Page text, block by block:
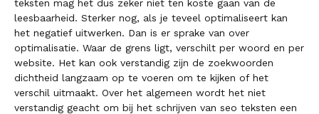
teksten mag het dus zeker niet ten koste gaan van de
leesbaarheid. Sterker nog, als je teveel optimaliseert kan
het negatief uitwerken. Dan is er sprake van over
optimalisatie. Waar de grens ligt, verschilt per woord en per
website. Het kan ook verstandig zijn de zoekwoorden
dichtheid langzaam op te voeren om te kijken of het
verschil uitmaakt. Over het algemeen wordt het niet
verstandig geacht om bij het schrijven van seo teksten een